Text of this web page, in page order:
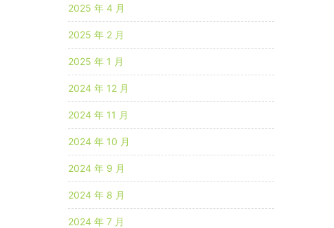
2025 年 4 月
2025 年 2 月
2025 年 1 月
2024 年 12 月
2024 年 11 月
2024 年 10 月
2024 年 9 月
2024 年 8 月
2024 年 7 月